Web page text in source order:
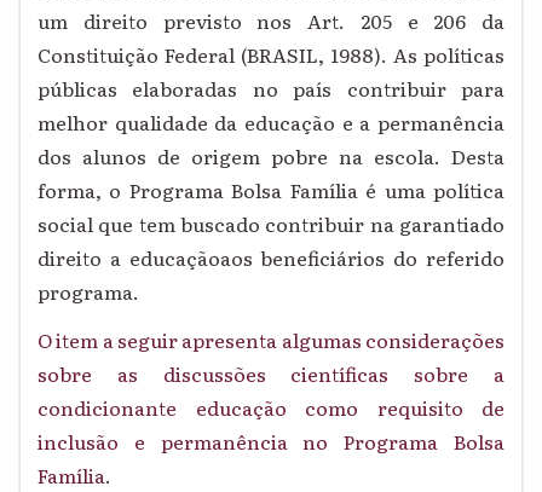
um direito previsto nos Art. 205 e 206 da
Constituição Federal (BRASIL, 1988). As políticas
públicas elaboradas no país contribuir para
melhor qualidade da educação e a permanência
dos alunos de origem pobre na escola. Desta
forma, o Programa Bolsa Família é uma política
social que tem buscado contribuir na garantiado
direito a educaçãoaos beneficiários do referido
programa.
O item a seguir apresenta algumas considerações
sobre as discussões científicas sobre a
condicionante educação como requisito de
inclusão e permanência no Programa Bolsa
Família.